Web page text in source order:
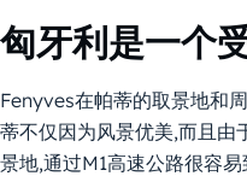
匈牙利是一个
Fenyves在帕蒂的取景地和
蒂不仅因为风景优美,而且由
景地,通过M1高速公路很容